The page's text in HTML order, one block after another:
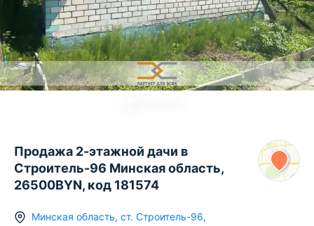
Продажа 2-этажной дачи в
Строитель-96 Минская область,
26500BYN, код 181574
Минская область, ст. Строитель-96,